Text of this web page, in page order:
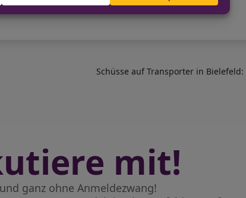
Schüsse auf Transporter in
mit!
ganz ohne Anmeldezwang!